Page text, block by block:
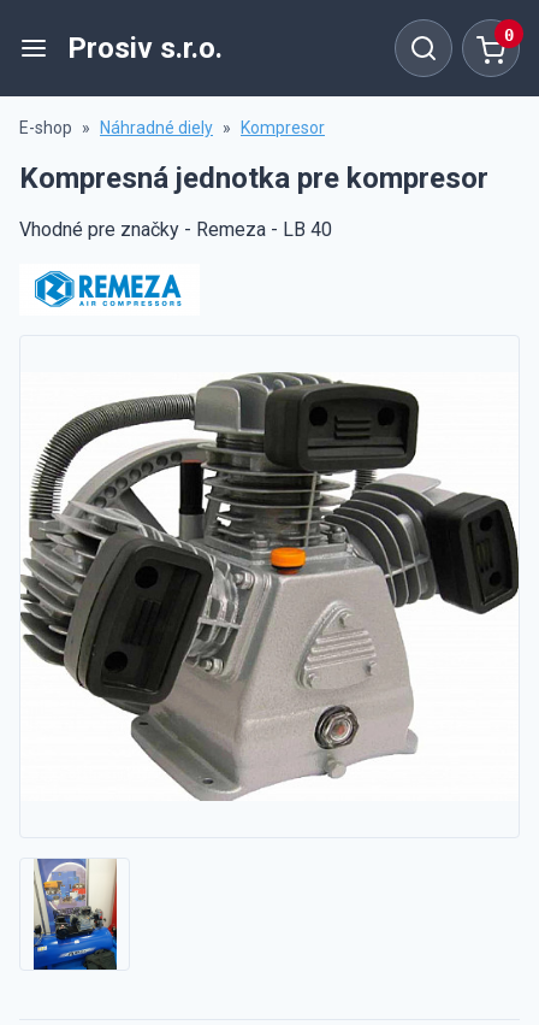
Prosiv s.r.o. 0
E-shop » Náhradné diely » Kompresor
Kompresná jednotka pre kompresor
Vhodné pre značky - Remeza - LB 40